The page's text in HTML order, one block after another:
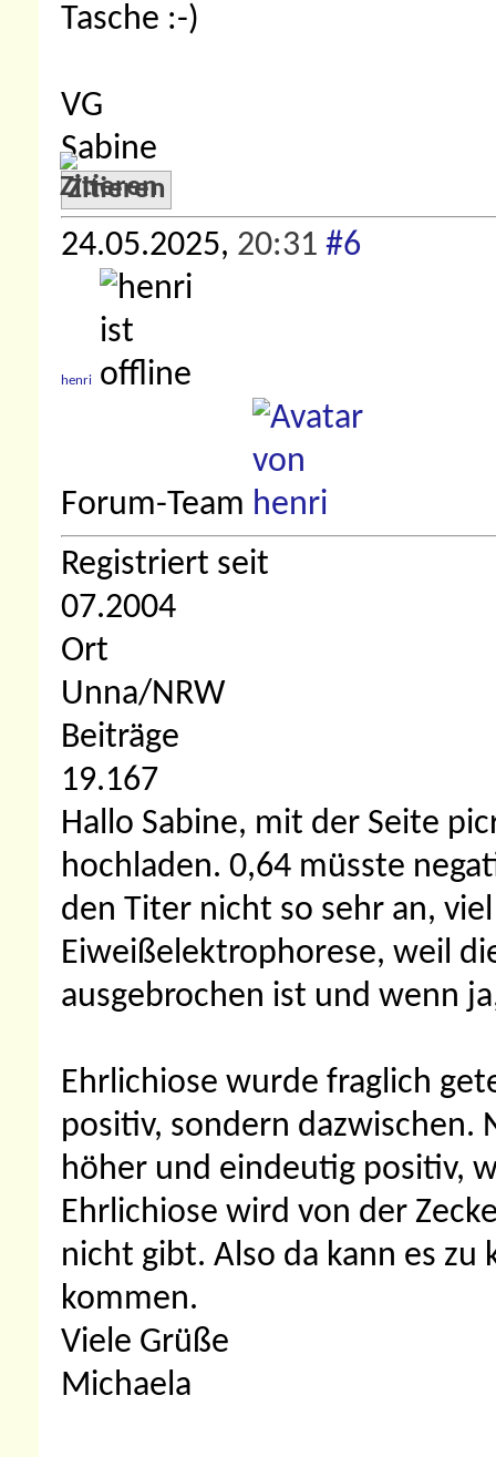
Tasche :-)
VG
Sabine
Zitieren
24.05.2025, 20:31 #6
henri
Forum-Team
Registriert seit
07.2004
Ort
Unna/NRW
Beiträge
19.167
Hallo Sabine, mit der Seite
hochladen. 0,64 müsste
den Titer nicht so sehr an,
Eiweißelektrophorese, weil
ausgebrochen ist und wenn
Ehrlichiose wurde fraglich
positiv, sondern dazwischen.
höher und eindeutig positiv,
Ehrlichiose wird von der
nicht gibt. Also da kann es
kommen.
Viele Grüße
Michaela